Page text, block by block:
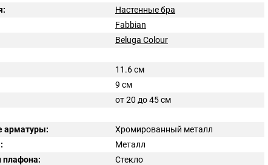
Настенные бра
Fabbian
Beluga Colour
11.6 см
9 см
от 20 до 45 см
арматуры:
Хромированный металл
Металл
плафона:
Стекло